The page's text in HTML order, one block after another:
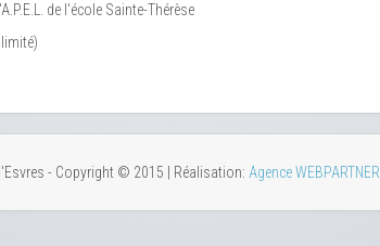
de l'école Sainte-Thérèse
- Copyright © 2015 | Réalisation: Agence WEBPARTNER